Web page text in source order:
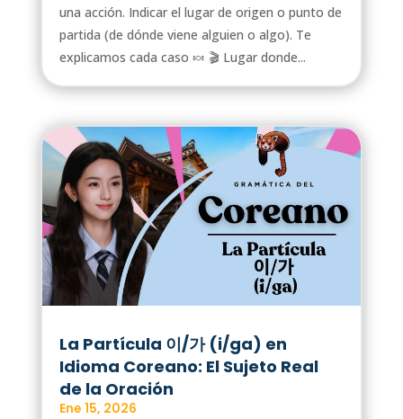
una acción. Indicar el lugar de origen o punto de
partida (de dónde viene alguien o algo). Te
explicamos cada caso 🍬 🎬 Lugar donde...
La Partícula 이/가 (i/ga) en
Idioma Coreano: El Sujeto Real
de la Oración
Ene 15, 2026